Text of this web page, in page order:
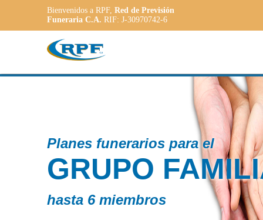
Bienvenidos a RPF, Red de Previsión
Funeraria C.A. RIF: J-30970742-6
Contamos